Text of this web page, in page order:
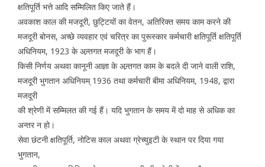
क्षतिपूर्ति भत्ते आदि सम्मिलित किए जाते हैं।
अवकाश काल की मजदूरी, छुट्टियों का वेतन, अतिरिक्त समय काम करने की
मजदूरी बोनस, अच्छे व्यवहार एवं चरित्र का पुरूस्कार कर्मचारी क्षतिपूर्ति क्षतिपूर्ति
अधिनियम, 1923 के अन्र्तगत मजदूरी के भाग हैं।
किसी निर्णय अथवा कानूनी आज्ञा के अन्र्तगत काम के बदले दी जाने वाली राशि,
मजदूरी भुगतान अधिनियम् 1936 तथा कर्मचारी बीमा अधिनियम, 1948, द्वारा
मजदूरी
की श्रेणी में सम्मिलत की गई हैं। यदि भुगतान के समय में दो माह से अधिक का
अन्तर न हो।
सेवा छंटनी क्षतिपूर्ति, नोटिस काल अथवा ग्रेच्युइटी के स्थान पर दिया गया
भुगतान,